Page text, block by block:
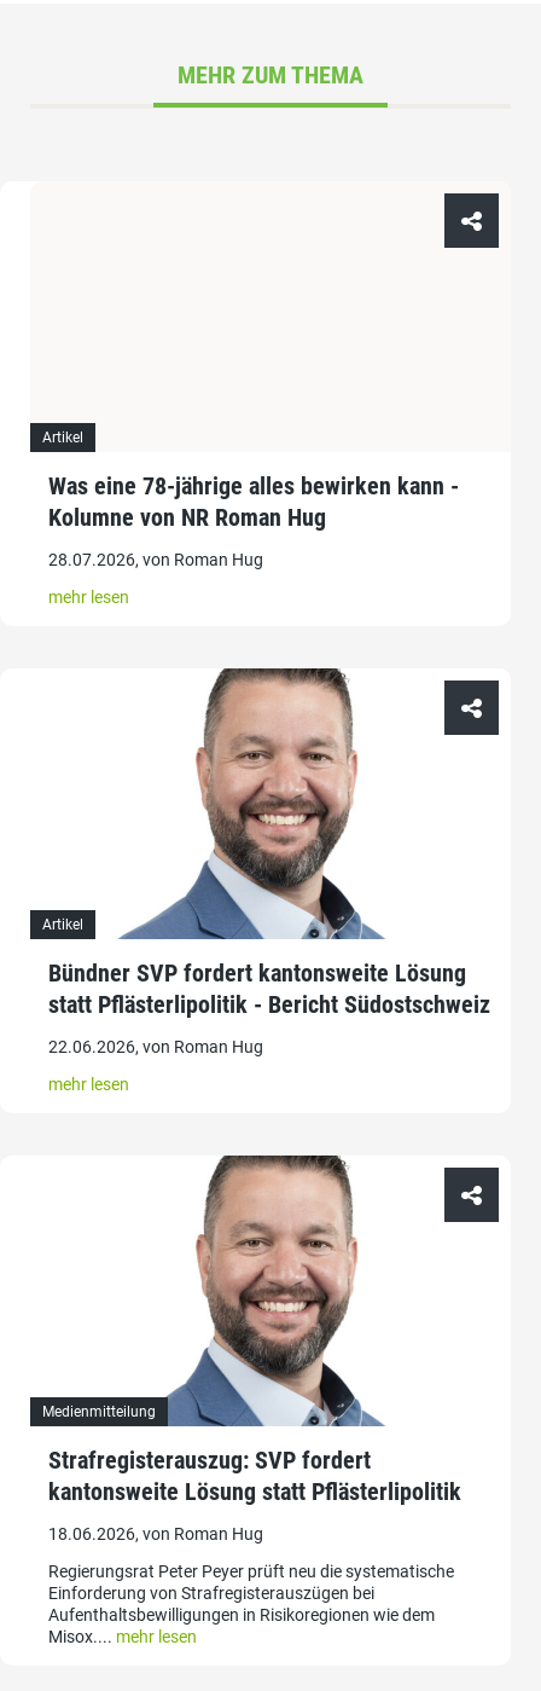
MEHR ZUM THEMA
Artikel
Was eine 78-jährige alles bewirken kann -
Kolumne von NR Roman Hug
28.07.2026, von Roman Hug
mehr lesen
Artikel
Bündner SVP fordert kantonsweite Lösung
statt Pflästerlipolitik - Bericht Südostschweiz
22.06.2026, von Roman Hug
mehr lesen
Medienmitteilung
Strafregisterauszug: SVP fordert
kantonsweite Lösung statt Pflästerlipolitik
18.06.2026, von Roman Hug
Regierungsrat Peter Peyer prüft neu die systematische
Einforderung von Strafregisterauszügen bei
Aufenthaltsbewilligungen in Risikoregionen wie dem
Misox.... mehr lesen